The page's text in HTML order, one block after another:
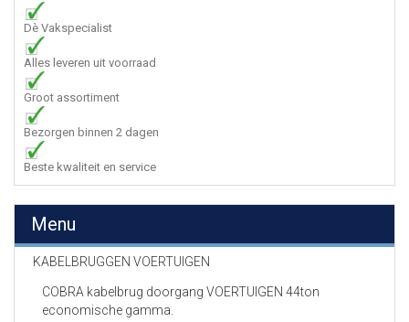
Dè Vakspecialist
Alles leveren uit voorraad
Groot assortiment
Bezorgen binnen 2 dagen
Beste kwaliteit en service
Menu
KABELBRUGGEN VOERTUIGEN
COBRA kabelbrug doorgang VOERTUIGEN 44ton
economische gamma.